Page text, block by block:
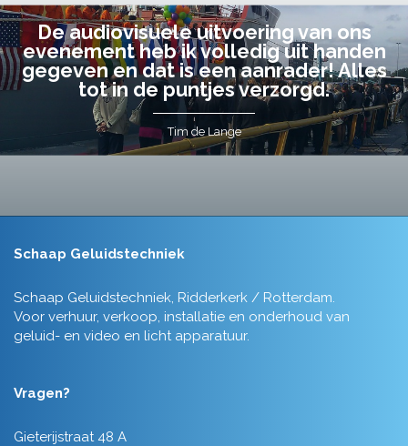
De audiovisuele uitvoering van ons
evenement heb ik volledig uit handen
gegeven en dat is een aanrader! Alles
tot in de puntjes verzorgd.
Tim de Lange
Schaap Geluidstechniek
Schaap Geluidstechniek, Ridderkerk / Rotterdam.
Voor verhuur, verkoop, installatie en onderhoud van
geluid- en video en licht apparatuur.
Vragen?
Gieterijstraat 48 A